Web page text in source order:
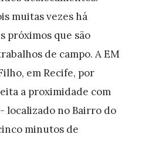
muitas vezes há
próximos que são
de campo. A EM
em Recife, por
a proximidade com
localizado no Bairro do
minutos de